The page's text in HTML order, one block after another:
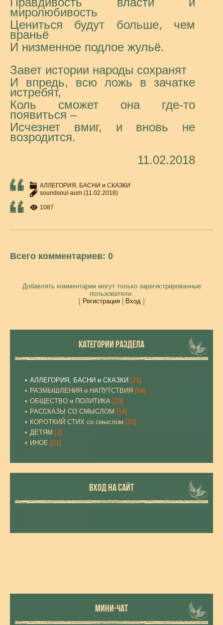
миролюбивость
Цениться будут больше, чем
враньё
И низменное подлое жульё.
Завет истории народы сохранят
И впредь, всю ложь в зачатке
истребят,
Коль сможет она где-то
появиться –
Исчезнет вмиг, и вновь не
возродится.
11.02.2018
АЛЛЕГОРИЯ, БАСНИ и СКАЗКИ
soundsoul-aum (11.02.2018)
1087
Всего комментариев: 0
Добавлять комментарии могут только зарегистрированные
пользователи.
[ Регистрация| Вход]
КАТЕГОРИИ РАЗДЕЛА
АЛЛЕГОРИЯ, БАСНИ и СКАЗКИ [21]
РАЗМЫШЛЕНИЯ и НАПУТСТВИЯ [64]
ОБЩЕСТВО и ПОЛИТИКА [23]
РАССКАЗЫ СО СМЫСЛОМ [14]
КОРОТКИЙ СТИХ со смыслом [33]
ДЕТЯМ [2]
ИНОЕ [21]
ВХОД НА САЙТ
МИНИ-ЧАТ